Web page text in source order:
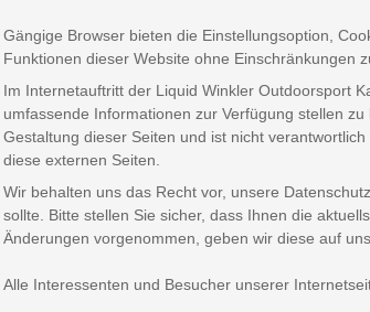
Gängige Browser bieten die Einstellungsoption,
Funktionen dieser Website ohne Einschränkungen
Im Internetauftritt der Liquid Winkler Outdoorsport
umfassende Informationen zur Verfügung stellen
Gestaltung dieser Seiten und ist nicht
diese externen Seiten.
Wir behalten uns das Recht vor, unsere
sollte. Bitte stellen Sie sicher, dass Ihnen die
Änderungen vorgenommen, geben wir diese auf
Alle Interessenten und Besucher unserer